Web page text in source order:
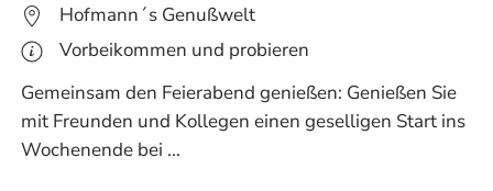
Hofmann´s Genußwelt
Vorbeikommen und probieren
Gemeinsam den Feierabend genießen: Genießen Sie
mit Freunden und Kollegen einen geselligen Start ins
Wochenende bei ...